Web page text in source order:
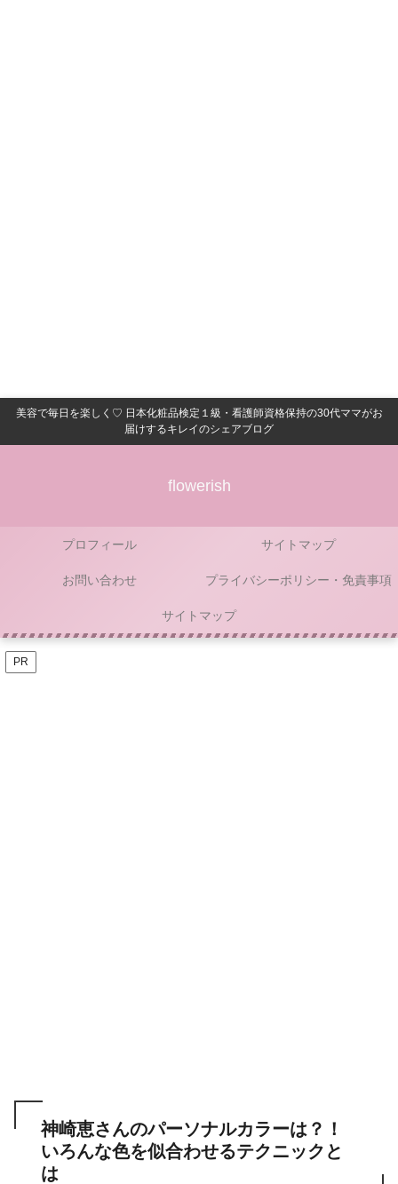
美容で毎日を楽しく♡ 日本化粧品検定１級・看護師資格保持の30代ママがお
届けするキレイのシェアブログ
flowerish
プロフィール サイトマップ
お問い合わせ プライバシーポリシー・免責事項
サイトマップ
PR
神崎恵さんのパーソナルカラーは？！
いろんな色を似合わせるテクニックと
は